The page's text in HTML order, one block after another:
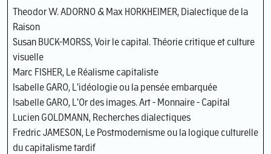
Theodor W. ADORNO & Max HORKHEIMER, Dialectique de la
Raison
Susan BUCK-MORSS, Voir le capital. Théorie critique et culture
visuelle
Marc FISHER, Le Réalisme capitaliste
Isabelle GARO, L'idéologie ou la pensée embarquée
Isabelle GARO, L'Or des images. Art - Monnaire - Capital
Lucien GOLDMANN, Recherches dialectiques
Fredric JAMESON, Le Postmodernisme ou la logique culturelle
du capitalisme tardif